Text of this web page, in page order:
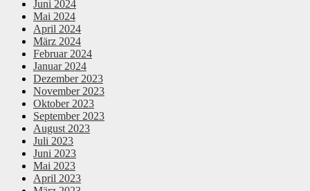
Juni 2024
Mai 2024
April 2024
März 2024
Februar 2024
Januar 2024
Dezember 2023
November 2023
Oktober 2023
September 2023
August 2023
Juli 2023
Juni 2023
Mai 2023
April 2023